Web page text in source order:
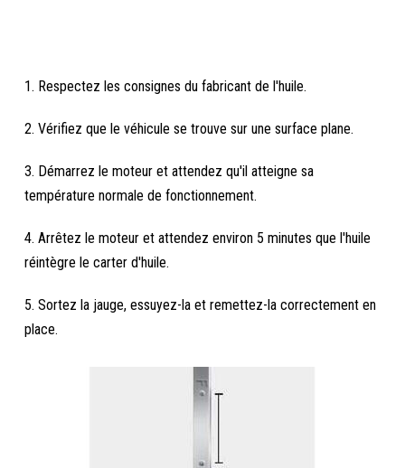
1. Respectez les consignes du fabricant de l'huile.
2. Vérifiez que le véhicule se trouve sur une surface plane.
3. Démarrez le moteur et attendez qu'il atteigne sa
température normale de fonctionnement.
4. Arrêtez le moteur et attendez environ 5 minutes que l'huile
réintègre le carter d'huile.
5. Sortez la jauge, essuyez-la et remettez-la correctement en
place.